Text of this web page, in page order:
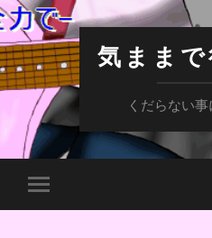
気まま
くだらない
モ
バ